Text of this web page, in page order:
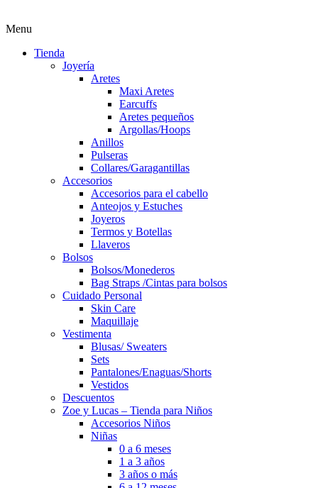
Menu
Tienda
Joyería
Aretes
Maxi Aretes
Earcuffs
Aretes pequeños
Argollas/Hoops
Anillos
Pulseras
Collares/Garagantillas
Accesorios
Accesorios para el cabello
Anteojos y Estuches
Joyeros
Termos y Botellas
Llaveros
Bolsos
Bolsos/Monederos
Bag Straps /Cintas para bolsos
Cuidado Personal
Skin Care
Maquillaje
Vestimenta
Blusas/ Sweaters
Sets
Pantalones/Enaguas/Shorts
Vestidos
Descuentos
Zoe y Lucas – Tienda para Niños
Accesorios Niños
Niñas
0 a 6 meses
1 a 3 años
3 años o más